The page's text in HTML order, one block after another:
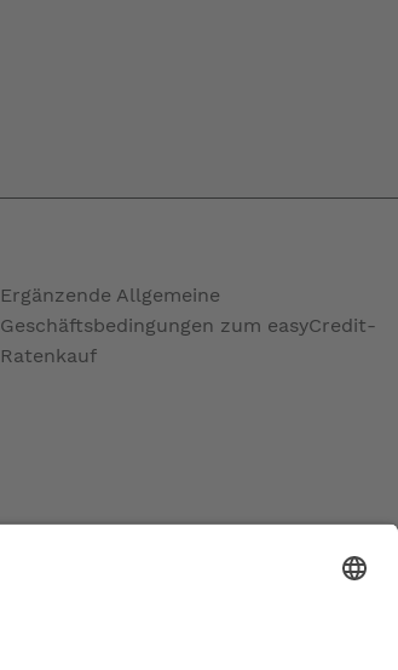
Ergänzende Allgemeine
Geschäftsbedingungen zum easyCredit-
Ratenkauf